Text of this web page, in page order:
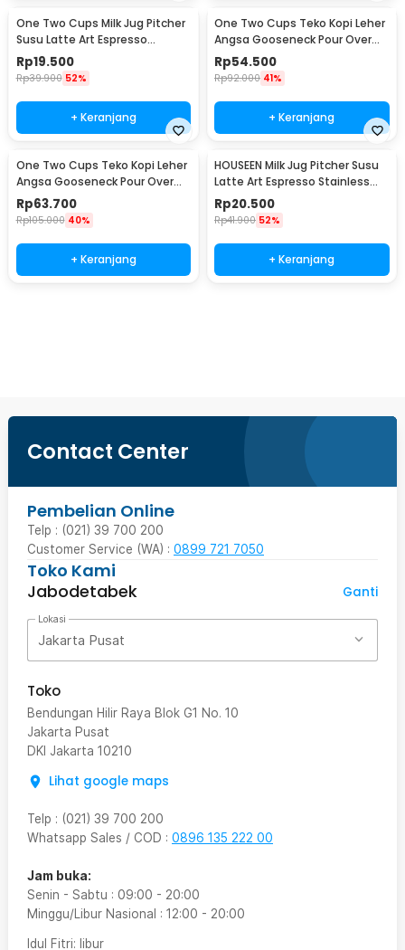
One Two Cups Milk Jug Pitcher
Susu Latte Art Espresso
Stainless Steel 5oz - S06HG
Rp19.500
Rp39.900 52%
+ Keranjang
One Two Cups Teko Kopi Leher
Angsa Gooseneck Pour Over
Drip Kettle 250ml - AA049
Rp54.500
Rp92.000 41%
+ Keranjang
One Two Cups Teko Kopi Leher
Angsa Gooseneck Pour Over
Drip Kettle 350ml - AA049
Rp63.700
Rp105.000 40%
+ Keranjang
HOUSEEN Milk Jug Pitcher Susu
Latte Art Espresso Stainless
Steel 55ml - DL060
Rp20.500
Rp41.900 52%
+ Keranjang
Contact Center
Pembelian Online
Telp : (021) 39 700 200
Customer Service (WA) : 0899 721 7050
Toko Kami
Jabodetabek
Ganti
Lokasi
Jakarta Pusat
Toko
Bendungan Hilir Raya Blok G1 No. 10
Jakarta Pusat
DKI Jakarta 10210
Lihat google maps
Telp : (021) 39 700 200
Whatsapp Sales / COD : 0896 135 222 00
Jam buka:
Senin - Sabtu : 09:00 - 20:00
Minggu/Libur Nasional : 12:00 - 20:00
Idul Fitri: libur